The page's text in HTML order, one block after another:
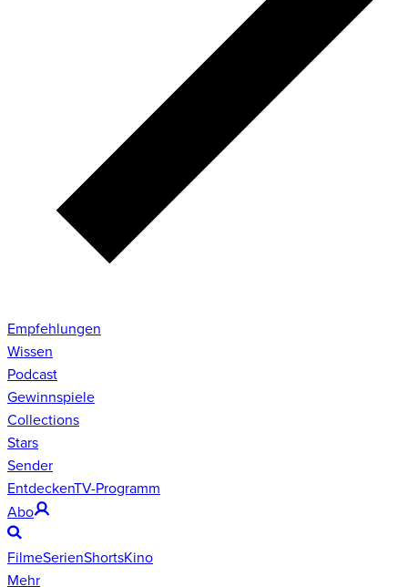
Empfehlungen
Wissen
Podcast
Gewinnspiele
Collections
Stars
Sender
EntdeckenTV-Programm
Abo
FilmeSerienShortsKino
Mehr